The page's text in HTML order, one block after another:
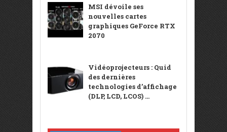
MSI dévoile ses
nouvelles cartes
graphiques GeForce RTX
2070
Vidéoprojecteurs : Quid
des dernières
technologies d’affichage
(DLP, LCD, LCOS) ...